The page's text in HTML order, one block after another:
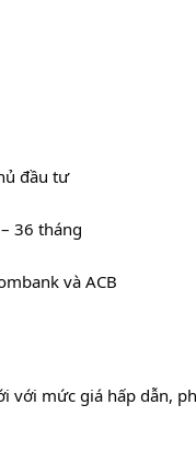
đầu tư
36 tháng
và ACB
với mức giá hấp dẫn,